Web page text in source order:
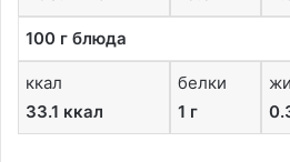
100 г блюда
ккал
33.1 ккал
белки
1 г